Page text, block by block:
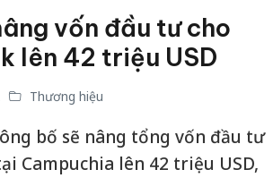
vốn đầu tư cho
lên 42 triệu USD
Thương hiệu
bố sẽ nâng tổng vốn đầu tư
Campuchia lên 42 triệu USD,